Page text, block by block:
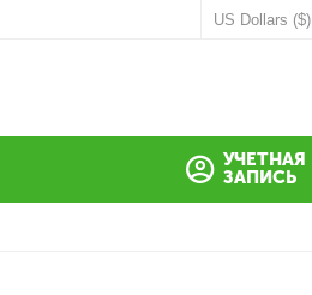
US Dollars ($)
УЧЕТНАЯ
ЗАПИСЬ